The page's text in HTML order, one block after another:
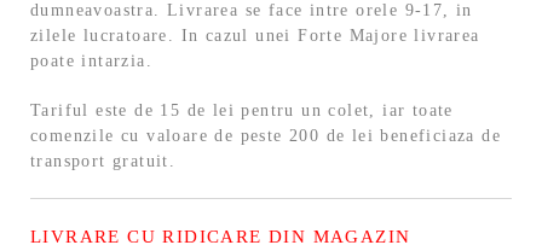
dumneavoastra. Livrarea se face intre orele 9-17, in
zilele lucratoare. In cazul unei Forte Majore livrarea
poate intarzia.
Tariful este de 15 de lei pentru un colet, iar toate
comenzile cu valoare de peste 200 de lei beneficiaza de
transport gratuit.
LIVRARE CU RIDICARE DIN MAGAZIN